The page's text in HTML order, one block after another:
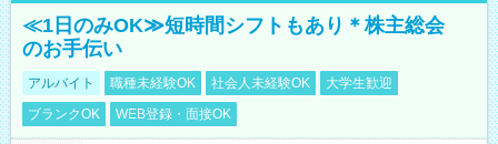
≪1日のみOK≫短時間シフトもあり＊株主総会
のお手伝い
アルバイト 職種未経験OK 社会人未経験OK
大学生歓迎
ブランクOK
WEB登録・面接OK